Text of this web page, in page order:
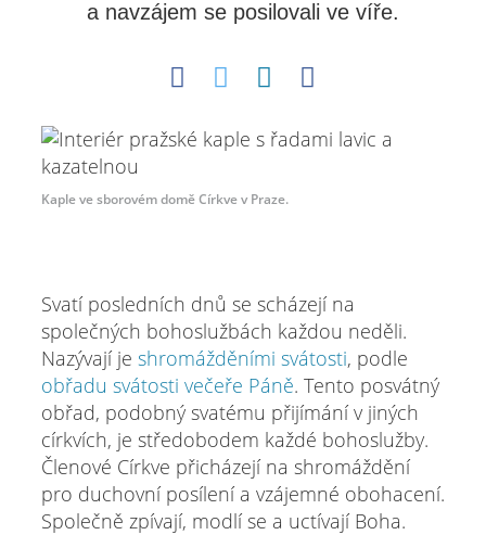
a navzájem se posilovali ve víře.
Kaple ve sborovém domě Církve v Praze.
Svatí posledních dnů se scházejí na
společných bohoslužbách každou neděli.
Nazývají je shromážděními svátosti, podle
obřadu svátosti večeře Páně. Tento posvátný
obřad, podobný svatému přijímání v jiných
církvích, je středobodem každé bohoslužby.
Členové Církve přicházejí na shromáždění
pro duchovní posílení a vzájemné obohacení.
Společně zpívají, modlí se a uctívají Boha.